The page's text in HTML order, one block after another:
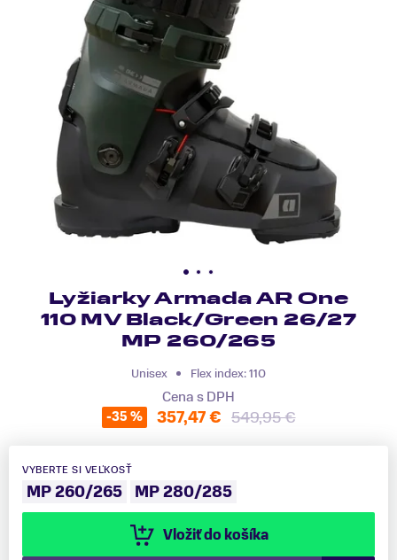
Lyžiarky Armada AR One
110 MV Black/Green 26/27
MP 260/265
Unisex Flex index: 110
Cena s DPH
-35 % 357,47 € 549,95 €
VYBERTE SI VEĽKOSŤ
MP 260/265 MP 280/285
Vložiť do košíka